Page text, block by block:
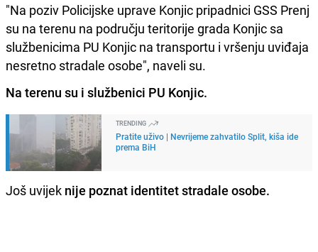
"Na poziv Policijske uprave Konjic pripadnici GSS Prenj
su na terenu na području teritorije grada Konjic sa
službenicima PU Konjic na transportu i vršenju uviđaja
nesretno stradale osobe", naveli su.
Na terenu su i službenici PU Konjic.
TRENDING
Pratite uživo | Nevrijeme zahvatilo Split, kiša ide
prema BiH
Još uvijek nije poznat identitet stradale osobe.